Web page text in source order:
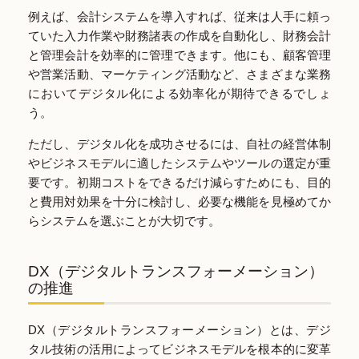
例えば、会計システムを導入すれば、従来は人手に頼っ
ていた入力作業や財務諸表の作成を自動化し、財務会計
と管理会計を効率的に管理できます。他にも、顧客管理
や営業活動、マーケティング活動など、さまざまな業務
においてデジタル化による効率化が期待できるでしょ
う。
ただし、デジタル化を成功させるには、自社の経営体制
やビジネスモデルに適したシステムやツールの選定が重
要です。初期コストをできるだけ減らすためにも、目的
と費用対効果を十分に検討し、必要な機能を見極めてか
らシステムを選ぶことが大切です。
DX（デジタルトランスフォーメーション）
の推進
DX（デジタルトランスフォーメーション）とは、デジ
タル技術の活用によってビジネスモデルを根本的に変革